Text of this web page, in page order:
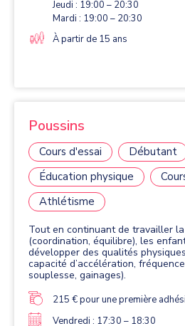
Jeudi : 19:00 – 20:30
Mardi : 19:00 – 20:30
À partir de 15 ans
Poussins
Cours d'essai
Débutant
Éducation physique
Athlétisme
Tout en continuant de travailler
(coordination, équilibre), les
développer des qualités
capacité d’accélération,
souplesse, gainages).
215 € pour une première
Vendredi : 17:30 – 18:30